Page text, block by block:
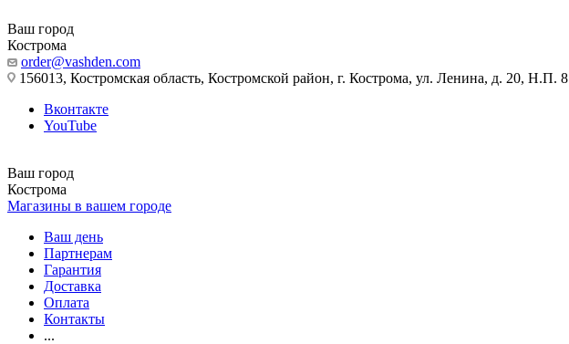
Ваш город
Кострома
order@vashden.com
156013, Костромская область, Костромской район, г. Кострома, ул. Ленина, д. 20, Н.П. 8
Вконтакте
YouTube
Ваш город
Кострома
Магазины в вашем городе
Ваш день
Партнерам
Гарантия
Доставка
Оплата
Контакты
...